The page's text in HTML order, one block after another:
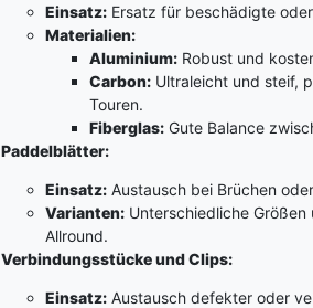
Einsatz: Ersatz für beschädigte
Materialien:
Aluminium: Robust und
Carbon: Ultraleicht und steif,
Touren.
Fiberglas: Gute Balance
Paddelblätter:
Einsatz: Austausch bei Brüchen
Varianten: Unterschiedliche
Allround.
Verbindungsstücke und Clips:
Einsatz: Austausch defekter oder